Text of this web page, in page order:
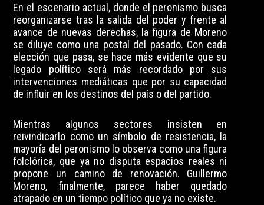
En el escenario actual, donde el peronismo busca
reorganizarse tras la salida del poder y frente al
avance de nuevas derechas, la figura de Moreno
se diluye como una postal del pasado. Con cada
elección que pasa, se hace más evidente que su
legado político será más recordado por sus
intervenciones mediáticas que por su capacidad
de influir en los destinos del país o del partido.
Mientras algunos sectores insisten en
reivindicarlo como un símbolo de resistencia, la
mayoría del peronismo lo observa como una figura
folclórica, que ya no disputa espacios reales ni
propone un camino de renovación. Guillermo
Moreno, finalmente, parece haber quedado
atrapado en un tiempo político que ya no existe.